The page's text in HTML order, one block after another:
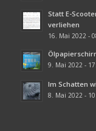
Statt E-
verliehen
16. Mai 2022 -
9. Mai 2022 -
Im Schatten
8. Mai 2022 -